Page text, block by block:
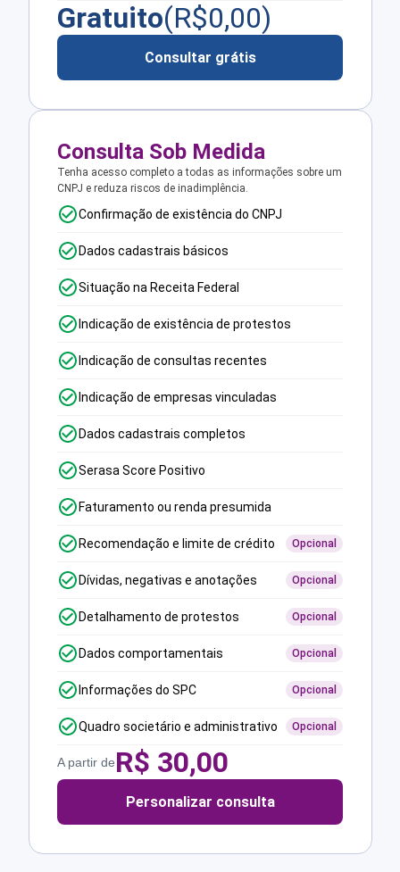
Gratuito(R$0,00)
Consultar grátis
Consulta Sob Medida
Tenha acesso completo a todas as informações sobre um
CNPJ e reduza riscos de inadimplência.
Confirmação de existência do CNPJ
Dados cadastrais básicos
Situação na Receita Federal
Indicação de existência de protestos
Indicação de consultas recentes
Indicação de empresas vinculadas
Dados cadastrais completos
Serasa Score Positivo
Faturamento ou renda presumida
Recomendação e limite de crédito Opcional
Dívidas, negativas e anotações Opcional
Detalhamento de protestos Opcional
Dados comportamentais Opcional
Informações do SPC Opcional
Quadro societário e administrativo Opcional
A partir deR$ 30,00
Personalizar consulta